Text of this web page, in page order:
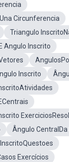
Circunferencia
Triangulo
Angulo Inscrito
Inscrito
Ângulo
Exercícios